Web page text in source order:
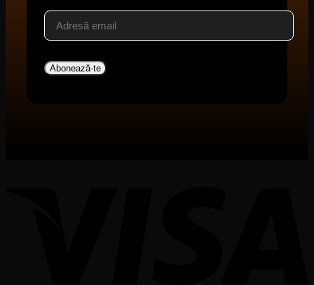
Adresă
email
Abonează-te